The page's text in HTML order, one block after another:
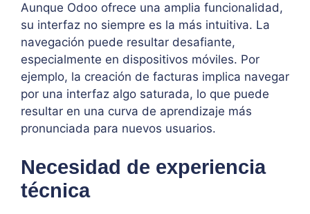
Aunque Odoo ofrece una amplia funcionalidad,
su interfaz no siempre es la más intuitiva. La
navegación puede resultar desafiante,
especialmente en dispositivos móviles. Por
ejemplo, la creación de facturas implica navegar
por una interfaz algo saturada, lo que puede
resultar en una curva de aprendizaje más
pronunciada para nuevos usuarios.
Necesidad de experiencia
técnica